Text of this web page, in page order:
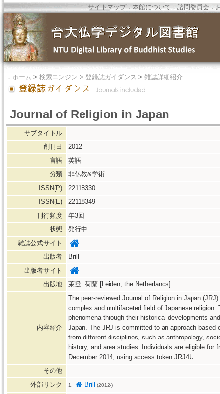
サイトマップ．本館について．諮問委員会．
． ホーム > 検索エンジン > 登録誌ガイダンス > 雑誌詳細紹介
Journal of Religion in Japan
サブタイトル
創刊日
2012
言語
英語
分類
非仏教&学術
ISSN(P)
22118330
ISSN(E)
22118349
刊行頻度
年3回
状態
発行中
雑誌公式サイト
出版者
Brill
出版者サイト
出版地
萊登, 荷蘭 [Leiden, the Netherlands]
内容紹介
The peer-reviewed Journal of Religion in Japan
complex and multifaceted field of Japanese
phenomena through their historical developments
Japan. The JRJ is committed to an approach
from different disciplines, such as anthropology,
history, and area studies. Individuals are eligible for
December 2014, using access token JRJ4U.
その他
外部リンク
1. Brill (2012-)